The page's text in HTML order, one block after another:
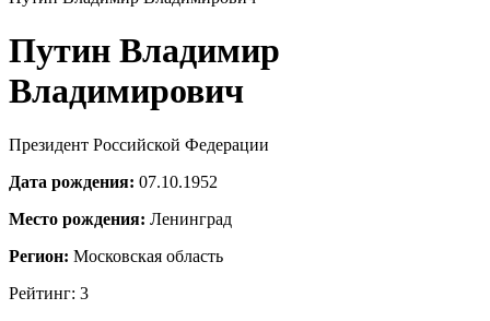
Путин Владимир
Владимирович
Президент Российской Федерации
Дата рождения: 07.10.1952
Место рождения: Ленинград
Регион: Московская область
Рейтинг: 3